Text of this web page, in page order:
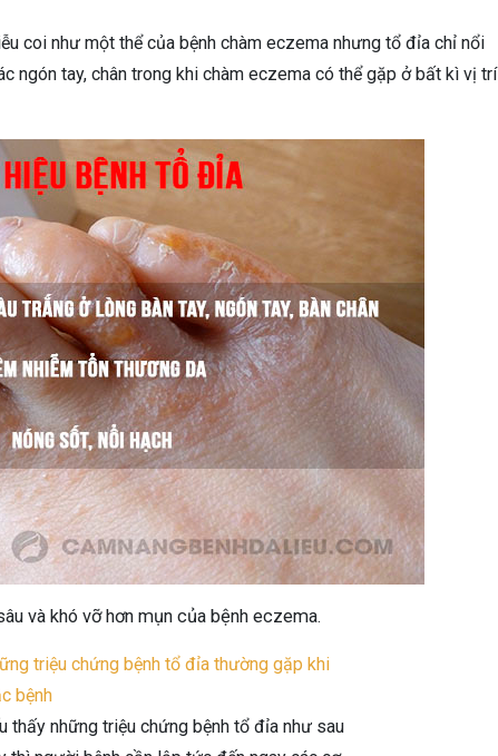
coi như một thể của bệnh chàm eczema nhưng tổ đỉa chỉ nổi
ngón tay, chân trong khi chàm eczema có thể gặp ở bất kì vị trí
và khó vỡ hơn mụn của bệnh eczema.
triệu chứng bệnh tổ đỉa thường gặp khi
bệnh
thấy những triệu chứng bệnh tổ đỉa như sau